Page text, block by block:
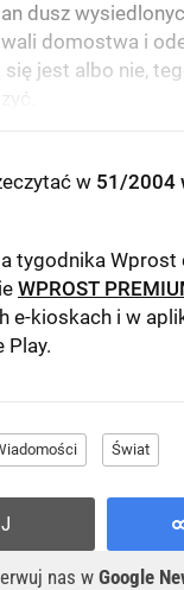
dusz
domostwa i
jest albo nie,
w 51/2004
tygodnika Wprost
WPROST
e-kioskach i w
Play.
Świat
nas w Google